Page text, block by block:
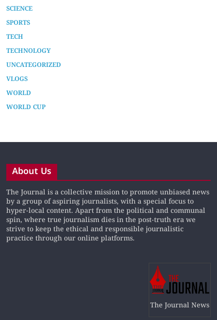
SCIENCE
SPORTS
TECH
TECHNOLOGY
UNCATEGORIZED
VLOGS
WORLD
WORLD CUP
About Us
The Journal is a collective mission to promote unbiased news
by a group of aspiring journalists, with a special focus to
hyper-local content. Apart from the political and communal
spin, where true journalism dies in the post-truth era we
strive to keep the ethical and responsible journalistic
practice through our online platforms.
The Journal News